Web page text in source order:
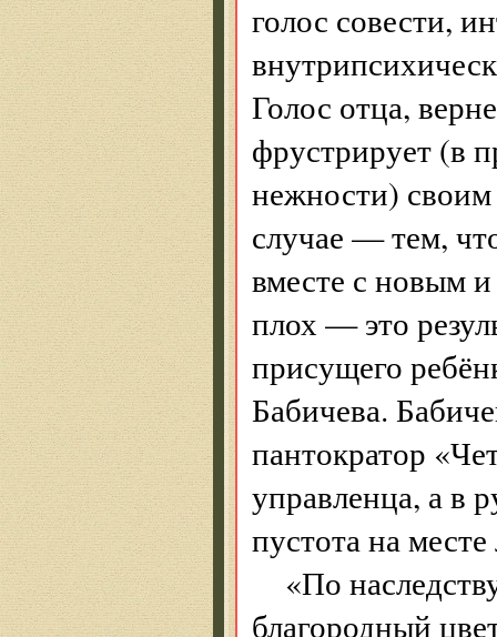
голос совести,
Голос отца,
фрустрирует (в
нежности)
случае — тем,
вместе с новым
плох — это
присущего
Бабичева.
пантократор
управленца, а в
пустота на
«По
благородный